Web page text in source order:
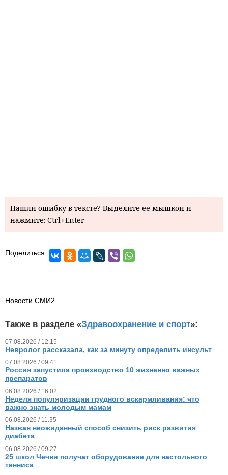
Нашли ошибку в тексте? Выделите ее мышкой и
нажмите: Ctrl+Enter
Поделиться:
Новости СМИ2
Также в разделе «Здравоохранение и спорт»:
07.08.2026 / 12.15
Невролог рассказала, как за минуту определить инсульт
07.08.2026 / 09.41
Россия запустила производство 10 жизненно важных
препаратов
06.08.2026 / 16.02
Неделя популяризации грудного вскармливания: что
важно знать молодым мамам
06.08.2026 / 11.35
Назван неожиданный способ снизить риск развития
диабета
06.08.2026 / 09.27
25 школ Чечни получат оборудование для настольного
тенниса